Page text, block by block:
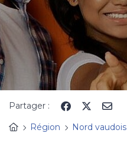
Partager :
Région
Nord vaudois